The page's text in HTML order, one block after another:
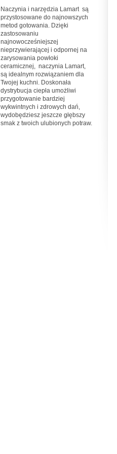
Naczynia i narzędzia Lamart są
przystosowane do najnowszych
metod gotowania. Dzięki
zastosowaniu
najnowocześniejszej
nieprzywierającej i odpornej na
zarysowania powłoki
ceramicznej, naczynia Lamart,
są idealnym rozwiązaniem dla
Twojej kuchni. Doskonała
dystrybucja ciepła umożliwi
przygotowanie bardziej
wykwintnych i zdrowych dań,
wydobędziesz jeszcze głębszy
smak z twoich ulubionych potraw.